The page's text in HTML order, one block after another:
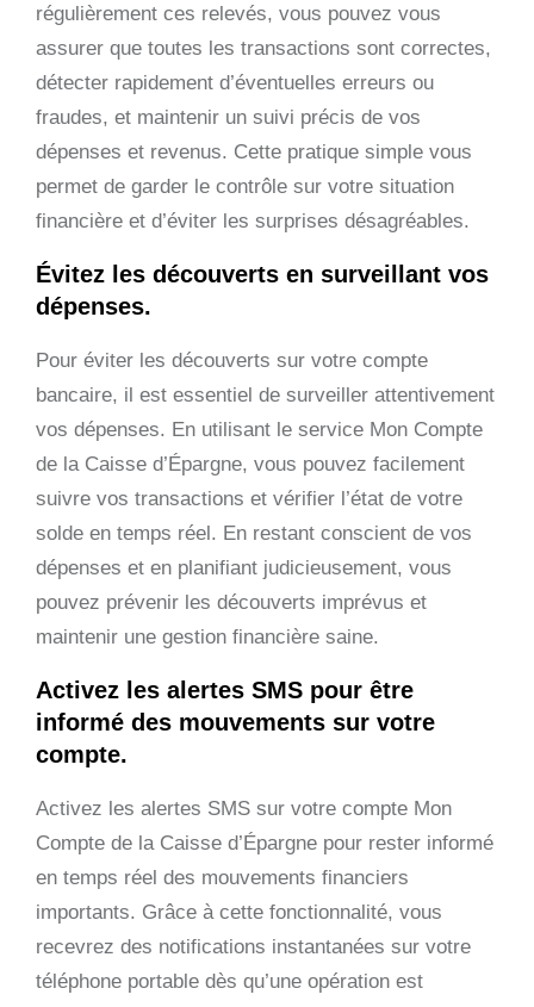
régulièrement ces relevés, vous pouvez vous
assurer que toutes les transactions sont correctes,
détecter rapidement d’éventuelles erreurs ou
fraudes, et maintenir un suivi précis de vos
dépenses et revenus. Cette pratique simple vous
permet de garder le contrôle sur votre situation
financière et d’éviter les surprises désagréables.
Évitez les découverts en surveillant vos
dépenses.
Pour éviter les découverts sur votre compte
bancaire, il est essentiel de surveiller attentivement
vos dépenses. En utilisant le service Mon Compte
de la Caisse d’Épargne, vous pouvez facilement
suivre vos transactions et vérifier l’état de votre
solde en temps réel. En restant conscient de vos
dépenses et en planifiant judicieusement, vous
pouvez prévenir les découverts imprévus et
maintenir une gestion financière saine.
Activez les alertes SMS pour être
informé des mouvements sur votre
compte.
Activez les alertes SMS sur votre compte Mon
Compte de la Caisse d’Épargne pour rester informé
en temps réel des mouvements financiers
importants. Grâce à cette fonctionnalité, vous
recevrez des notifications instantanées sur votre
téléphone portable dès qu’une opération est